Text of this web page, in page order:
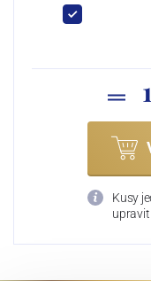
Kusy
upravit